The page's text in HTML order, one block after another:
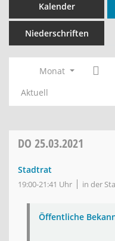
Kalender
Niederschriften
Monat
Aktuell
DO 25.03.2021
Stadtrat
19:00-21:41 Uhr in der
Öffentliche